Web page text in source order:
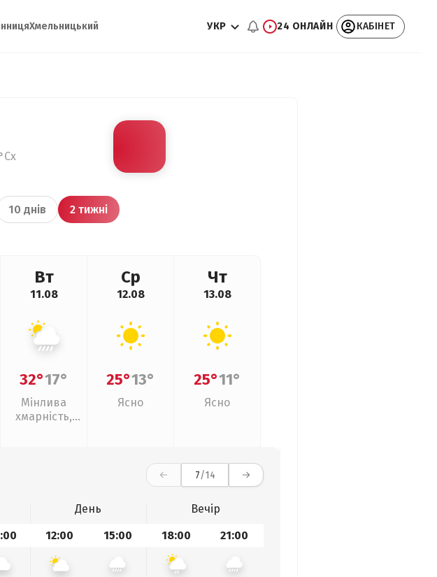
Хмельницький УКР 24 ОНЛАЙН КАБІНЕТ
10 днів 2 тижні
Вт
11.08
32°17°
Мінлива
хмарність,
Ср
12.08
25°13°
Ясно
Чт
13.08
25°11°
Ясно
7/14
День
Вечір
12:00 15:00 18:00 21:00